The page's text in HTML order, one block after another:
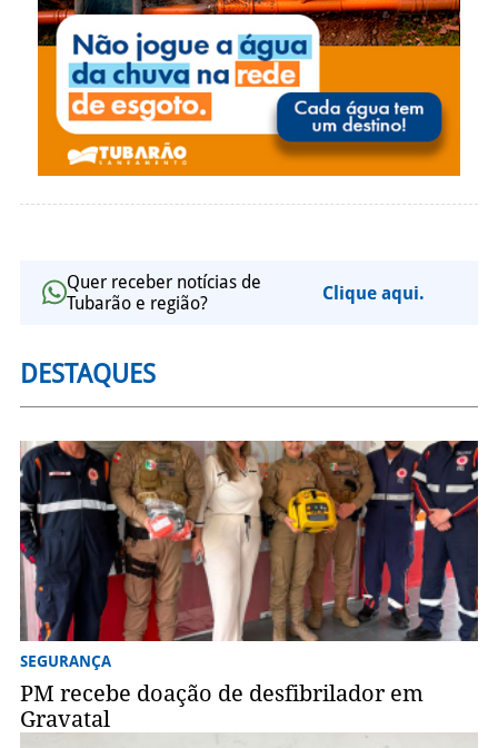
Quer receber notícias de
Tubarão e região?
Clique aqui.
DESTAQUES
SEGURANÇA
PM recebe doação de desfibrilador em
Gravatal